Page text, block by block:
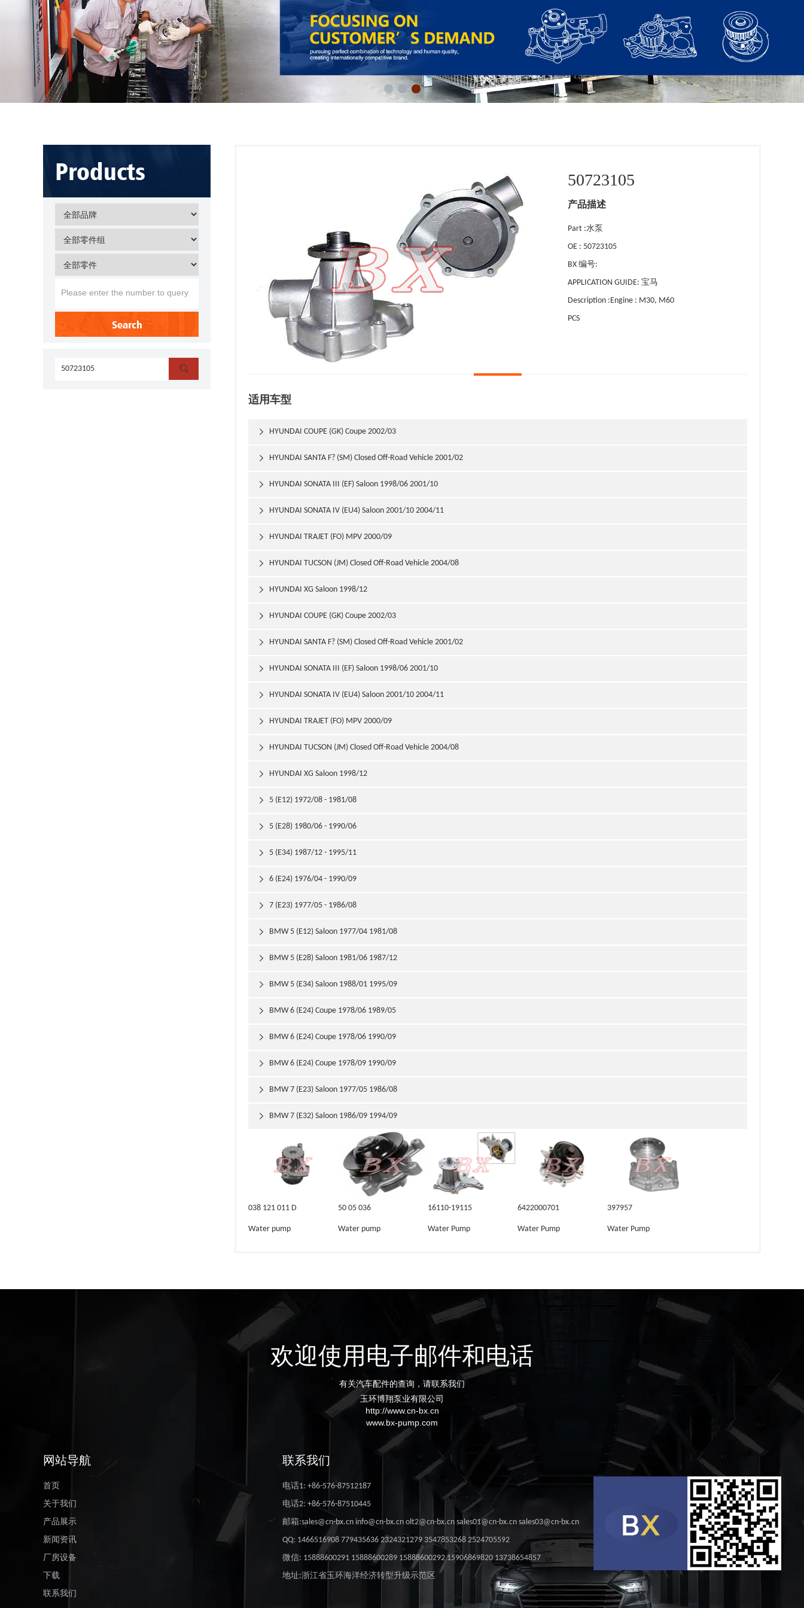
Products
Search

50723105
产品描述
Part :水泵
OE : 50723105
BX 编号:
APPLICATION GUIDE: 宝马
Description :Engine : M30, M60
PCS
适用车型
HYUNDAI COUPE (GK) Coupe 2002/03

HYUNDAI SANTA F? (SM) Closed Off-Road Vehicle 2001/02

HYUNDAI SONATA III (EF) Saloon 1998/06 2001/10

HYUNDAI SONATA IV (EU4) Saloon 2001/10 2004/11

HYUNDAI TRAJET (FO) MPV 2000/09

HYUNDAI TUCSON (JM) Closed Off-Road Vehicle 2004/08

HYUNDAI XG Saloon 1998/12

HYUNDAI COUPE (GK) Coupe 2002/03

HYUNDAI SANTA F? (SM) Closed Off-Road Vehicle 2001/02

HYUNDAI SONATA III (EF) Saloon 1998/06 2001/10

HYUNDAI SONATA IV (EU4) Saloon 2001/10 2004/11

HYUNDAI TRAJET (FO) MPV 2000/09

HYUNDAI TUCSON (JM) Closed Off-Road Vehicle 2004/08

HYUNDAI XG Saloon 1998/12

5 (E12) 1972/08 - 1981/08

5 (E28) 1980/06 - 1990/06

5 (E34) 1987/12 - 1995/11

6 (E24) 1976/04 - 1990/09

7 (E23) 1977/05 - 1986/08

BMW 5 (E12) Saloon 1977/04 1981/08

BMW 5 (E28) Saloon 1981/06 1987/12

BMW 5 (E34) Saloon 1988/01 1995/09

BMW 6 (E24) Coupe 1978/06 1989/05

BMW 6 (E24) Coupe 1978/06 1990/09

BMW 6 (E24) Coupe 1978/09 1990/09

BMW 7 (E23) Saloon 1977/05 1986/08

BMW 7 (E32) Saloon 1986/09 1994/09

038 121 011 D
Water pump
50 05 036
Water pump
16110-19115
Water Pump
6422000701
Water Pump
397957
Water Pump
欢迎使用电子邮件和电话
有关汽车配件的查询，请联系我们
玉环博翔泵业有限公司
http://www.cn-bx.cn
www.bx-pump.com
网站导航
首页
关于我们
产品展示
新闻资讯
厂房设备
下载
联系我们
联系我们
电话1: +86-576-87512187
电话2: +86-576-87510445
邮箱:sales@cn-bx.cn info@cn-bx.cn olt2@cn-bx.cn sales01@cn-bx.cn sales03@cn-bx.cn
QQ: 1466516908 779435636 2324321279 3547853268 2524705592
微信: 15888600291 15888600289 15888600292 15906869820 13738654857
地址:浙江省玉环海洋经济转型升级示范区